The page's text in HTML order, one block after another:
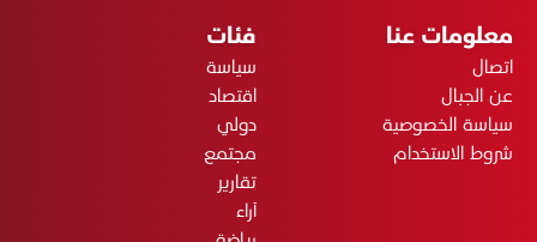
معلومات عنا
اتصال
عن الجبال
سياسة الخصوصية
شروط الاستخدام
فئات
سياسة
اقتصاد
دولي
مجتمع
تقارير
آراء